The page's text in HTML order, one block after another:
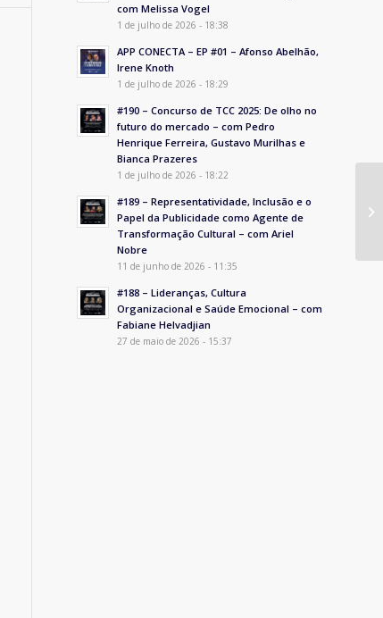
com Melissa Vogel
1 de julho de 2026 - 18:38
APP CONECTA – EP #01 – Afonso Abelhão,
Irene Knoth
1 de julho de 2026 - 18:29
#190 – Concurso de TCC 2025: De olho no
futuro do mercado – com Pedro
Henrique Ferreira, Gustavo Murilhas e
Bianca Prazeres
1 de julho de 2026 - 18:22
#189 – Representatividade, Inclusão e o
Papel da Publicidade como Agente de
Transformação Cultural – com Ariel
Nobre
11 de junho de 2026 - 11:35
#188 – Lideranças, Cultura
Organizacional e Saúde Emocional – com
Fabiane Helvadjian
27 de maio de 2026 - 15:37